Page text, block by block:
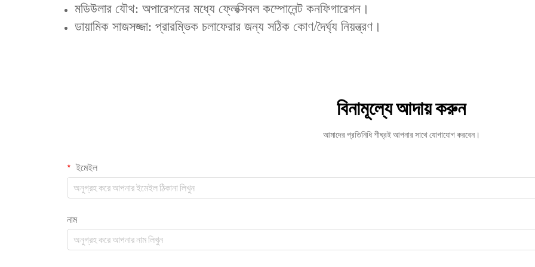
‌মডিউলার যৌথ‌: অপারেশনের মধ্যে ফ্লেক্সিবল কম্পোনেন্ট কনফিগারেশন।
‌ডায়ামিক সাজসজ্জা‌: প্রারম্ভিক চলাফেরার জন্য সঠিক কোণ/দৈর্ঘ্য নিয়ন্ত্রণ।
বিনামূল্যে আদায় করুন
আমাদের প্রতিনিধি শীঘ্রই আপনার সাথে যোগাযোগ করবেন।
ইমেইল
নাম